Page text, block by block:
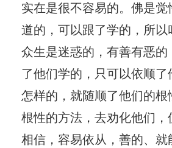
实在是很不容易的。佛是
道的，可以跟了学的，所以
众生是迷惑的，有善有恶
了他们学的，只可以依顺
怎样的，就随顺了他们的根
根性的方法，去劝化他们
相信，容易依从，善的、